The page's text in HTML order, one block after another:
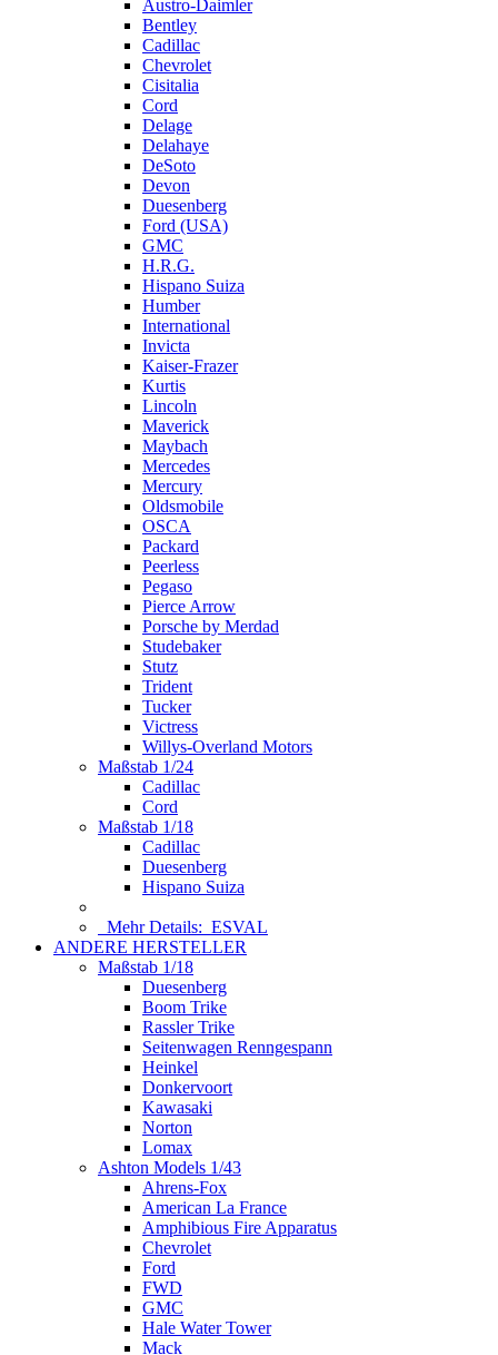
Austro-Daimler
Bentley
Cadillac
Chevrolet
Cisitalia
Cord
Delage
Delahaye
DeSoto
Devon
Duesenberg
Ford (USA)
GMC
H.R.G.
Hispano Suiza
Humber
International
Invicta
Kaiser-Frazer
Kurtis
Lincoln
Maverick
Maybach
Mercedes
Mercury
Oldsmobile
OSCA
Packard
Peerless
Pegaso
Pierce Arrow
Porsche by Merdad
Studebaker
Stutz
Trident
Tucker
Victress
Willys-Overland Motors
Maßstab 1/24
Cadillac
Cord
Maßstab 1/18
Cadillac
Duesenberg
Hispano Suiza
Mehr Details: ESVAL
ANDERE HERSTELLER
Maßstab 1/18
Duesenberg
Boom Trike
Rassler Trike
Seitenwagen Renngespann
Heinkel
Donkervoort
Kawasaki
Norton
Lomax
Ashton Models 1/43
Ahrens-Fox
American La France
Amphibious Fire Apparatus
Chevrolet
Ford
FWD
GMC
Hale Water Tower
Mack